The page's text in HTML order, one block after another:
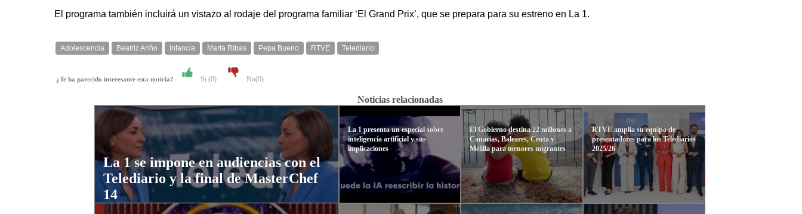
El programa también incluirá un vistazo al rodaje del programa familiar ‘El Grand Prix’, que se prepara para su estreno en La 1.
Adolescencia Beatriz Ariño Infancia Marta Ribas Pepa Bueno RTVE Telediario
¿Te ha parecido interesante esta noticia? Si (0) No(0)
Noticias relacionadas
La 1 se impone en audiencias con el
Telediario y la final de MasterChef
14
La 1 presenta un especial sobre
inteligencia artificial y sus
implicaciones
El Gobierno destina 22 millones a
Canarias, Baleares, Ceuta y
Melilla para menores migrantes
RTVE amplía su equipo de
presentadores para los Telediarios
2025/26